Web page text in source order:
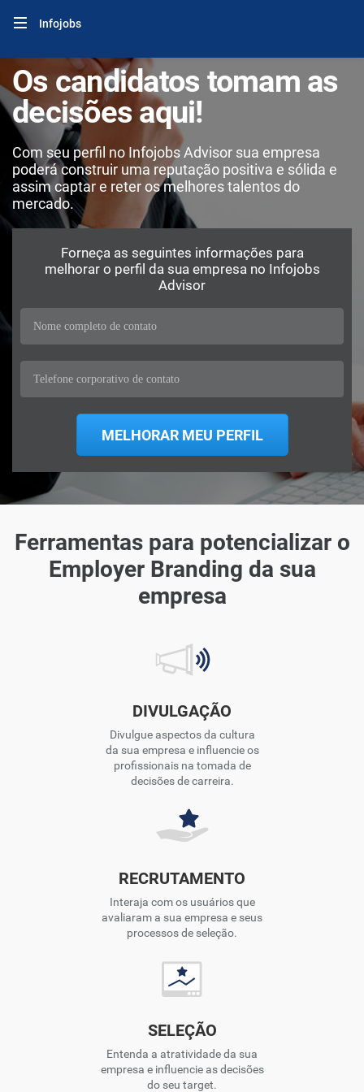
Infojobs
Os candidatos tomam as
decisões aqui!
Com seu perfil no Infojobs Advisor sua empresa
poderá construir uma reputação positiva e sólida e
assim captar e reter os melhores talentos do
mercado.
Forneça as seguintes informações para
melhorar o perfil da sua empresa no Infojobs
Advisor
Ferramentas para potencializar o
Employer Branding da sua
empresa
DIVULGAÇÃO
Divulgue aspectos da cultura
da sua empresa e influencie os
profissionais na tomada de
decisões de carreira.
RECRUTAMENTO
Interaja com os usuários que
avaliaram a sua empresa e seus
processos de seleção.
SELEÇÃO
Entenda a atratividade da sua
empresa e influencie as decisões
do seu target.